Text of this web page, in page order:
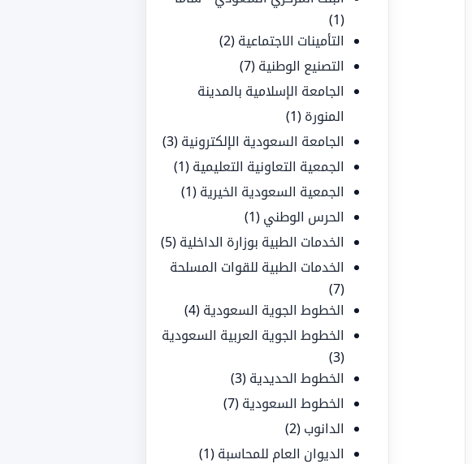
(1)
التأمينات الاجتماعية (2)
التصنيع الوطنية (7)
الجامعة الإسلامية بالمدينة
المنورة (1)
الجامعة السعودية الإلكترونية (3)
الجمعية التعاونية التعليمية (1)
الجمعية السعودية الخيرية (1)
الحرس الوطني (1)
الخدمات الطبية بوزارة الداخلية (5)
الخدمات الطبية للقوات المسلحة
(7)
الخطوط الجوية السعودية (4)
الخطوط الجوية العربية السعودية
(3)
الخطوط الحديدية (3)
الخطوط السعودية (7)
الدانوب (2)
الديوان العام للمحاسبة (1)